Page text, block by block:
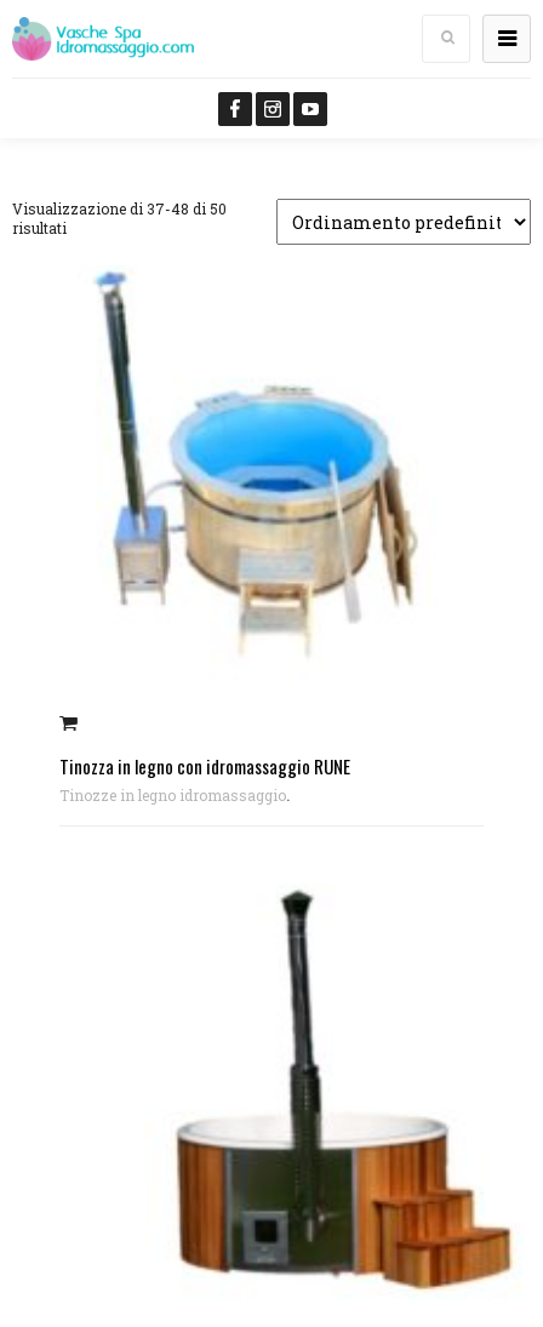
Visualizzazione di 37-48 di 50
risultati
Tinozza in legno con idromassaggio RUNE
Tinozze in legno idromassaggio.